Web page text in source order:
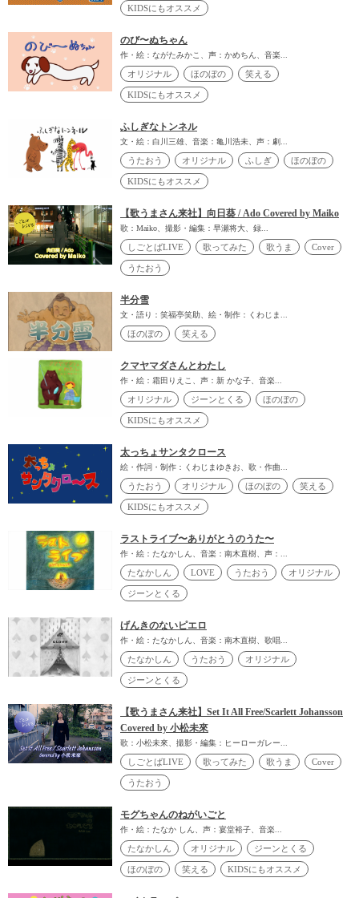
KIDSにもオススメ
のび〜ぬちゃん
作・絵：ながたみかこ、声：かめちん、音楽...
オリジナル ほのぼの 笑える
KIDSにもオススメ
ふしぎなトンネル
文・絵：白川三雄、音楽：亀川浩未、声：劇...
うたおう オリジナル ふしぎ ほのぼの
KIDSにもオススメ
【歌うまさん来社】向日葵 / Ado Covered by Maiko
歌：Maiko、撮影・編集：早瀬将大、録...
しごとばLIVE 歌ってみた 歌うま Cover
うたおう
半分雪
文・語り：笑福亭笑助、絵・制作：くわじま...
ほのぼの 笑える
クマヤマダさんとわたし
作・絵：霜田りえこ、声：新 かな子、音楽...
オリジナル ジーンとくる ほのぼの
KIDSにもオススメ
太っちょサンタクロース
絵・作詞・制作：くわじまゆきお、歌・作曲...
うたおう オリジナル ほのぼの 笑える
KIDSにもオススメ
ラストライブ〜ありがとうのうた〜
作・絵：たなかしん、音楽：南木直樹、声：...
たなかしん LOVE うたおう オリジナル
ジーンとくる
げんきのないピエロ
作・絵：たなかしん、音楽：南木直樹、歌唱...
たなかしん うたおう オリジナル
ジーンとくる
【歌うまさん来社】Set It All Free/Scarlett Johansson
Covered by 小松未來
歌：小松未來、撮影・編集：ヒーローガレー...
しごとばLIVE 歌ってみた 歌うま Cover
うたおう
モグちゃんのねがいごと
作・絵：たなか しん、声：宴堂裕子、音楽...
たなかしん オリジナル ジーンとくる
ほのぼの 笑える KIDSにもオススメ